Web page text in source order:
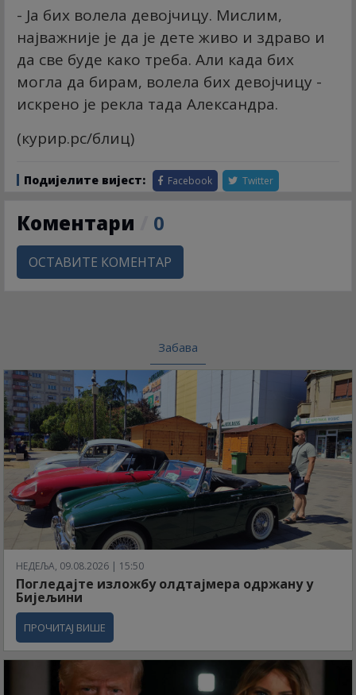
- Ја бих волела девојчицу. Мислим,
најважније је да је дете живо и здраво и
да све буде како треба. Али када бих
могла да бирам, волела бих девојчицу -
искрено је рекла тада Александра.
(курир.рс/блиц)
Подијелите вијест: Facebook Twitter
Коментари 0
ОСТАВИТЕ КОМЕНТАР
Забава
НЕДЕЉА, 09.08.2026 | 15:50
Погледајте изложбу олдтајмера одржану у
Бијељини
ПРОЧИТАЈ ВИШЕ